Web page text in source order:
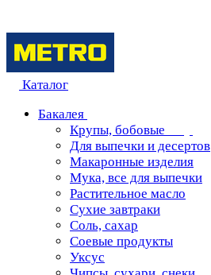
Каталог
Бакалея
Крупы, бобовые
Для выпечки и десертов
Макаронные изделия
Мука, все для выпечки
Растительное масло
Сухие завтраки
Соль, сахар
Соевые продукты
Уксус